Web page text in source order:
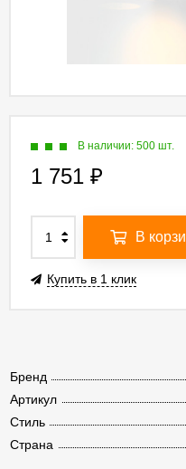
Бренд
Артикул
Стиль
Страна
В наличии: 500 шт.
1 751 ₽
В
Купить в 1 клик